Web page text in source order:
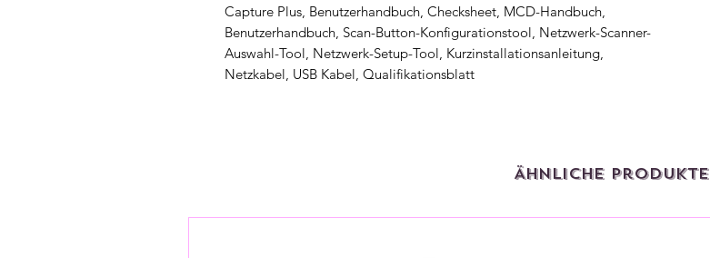
Capture Plus, Benutzerhandbuch, Checksheet, MCD-Handbuch,
Benutzerhandbuch, Scan-Button-Konfigurationstool, Netzwerk-Scanner-
Auswahl-Tool, Netzwerk-Setup-Tool, Kurzinstallationsanleitung,
Netzkabel, USB Kabel, Qualifikationsblatt
Ähnliche Produkte